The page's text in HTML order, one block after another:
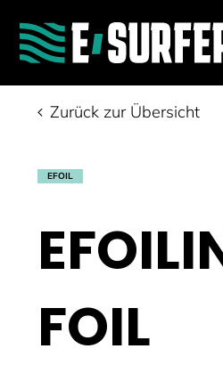
Zurück zur Übersicht
EFOIL
FOIL